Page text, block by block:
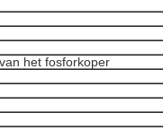
het fosforkoper